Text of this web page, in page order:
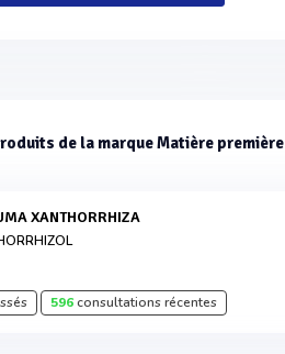
de la marque Matière première
XANTHORRHIZA
596consultations récentes